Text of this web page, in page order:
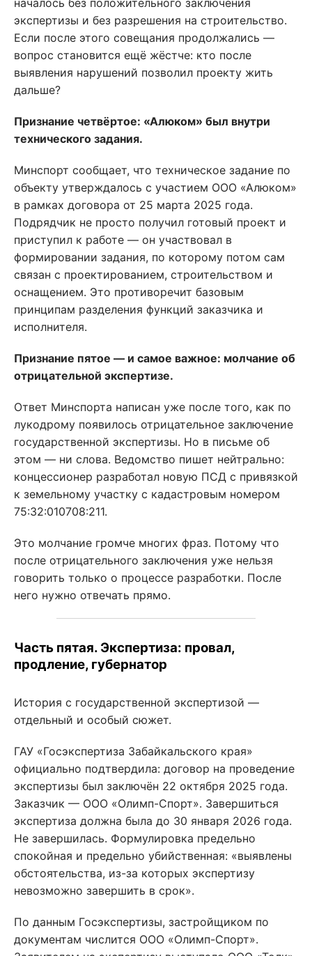
началось без положительного заключения
экспертизы и без разрешения на строительство.
Если после этого совещания продолжались —
вопрос становится ещё жёстче: кто после
выявления нарушений позволил проекту жить
дальше?
Признание четвёртое: «Алюком» был внутри
технического задания.
Минспорт сообщает, что техническое задание по
объекту утверждалось с участием ООО «Алюком»
в рамках договора от 25 марта 2025 года.
Подрядчик не просто получил готовый проект и
приступил к работе — он участвовал в
формировании задания, по которому потом сам
связан с проектированием, строительством и
оснащением. Это противоречит базовым
принципам разделения функций заказчика и
исполнителя.
Признание пятое — и самое важное: молчание об
отрицательной экспертизе.
Ответ Минспорта написан уже после того, как по
лукодрому появилось отрицательное заключение
государственной экспертизы. Но в письме об
этом — ни слова. Ведомство пишет нейтрально:
концессионер разработал новую ПСД с привязкой
к земельному участку с кадастровым номером
75:32:010708:211.
Это молчание громче многих фраз. Потому что
после отрицательного заключения уже нельзя
говорить только о процессе разработки. После
него нужно отвечать прямо.
Часть пятая. Экспертиза: провал,
продление, губернатор
История с государственной экспертизой —
отдельный и особый сюжет.
ГАУ «Госэкспертиза Забайкальского края»
официально подтвердила: договор на проведение
экспертизы был заключён 22 октября 2025 года.
Заказчик — ООО «Олимп-Спорт». Завершиться
экспертиза должна была до 30 января 2026 года.
Не завершилась. Формулировка предельно
спокойная и предельно убийственная: «выявлены
обстоятельства, из-за которых экспертизу
невозможно завершить в срок».
По данным Госэкспертизы, застройщиком по
документам числится ООО «Олимп-Спорт».